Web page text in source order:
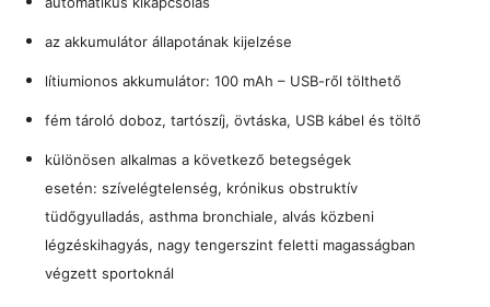
az akkumulátor állapotának kijelzése
lítiumionos akkumulátor: 100 mAh – USB-ről tölthető
fém tároló doboz, tartószíj, övtáska, USB kábel és töltő
különösen alkalmas a következő betegségek
esetén: szívelégtelenség, krónikus obstruktív
tüdőgyulladás, asthma bronchiale, alvás közbeni
légzéskihagyás, nagy tengerszint feletti magasságban
végzett sportoknál